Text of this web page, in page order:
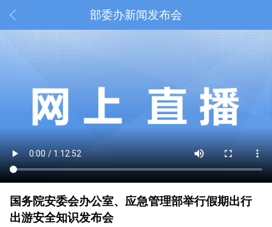
部委办新闻发布会
国务院安委会办公室、应急管理部举行假期出行
出游安全知识发布会